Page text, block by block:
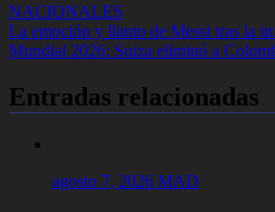
NACIONALES
Navegación
de
entradas
La emoción y llanto de Messi tras la
Mundial 2026: Suiza eliminó a
Entradas relacionadas
agosto 7, 2026 MAD